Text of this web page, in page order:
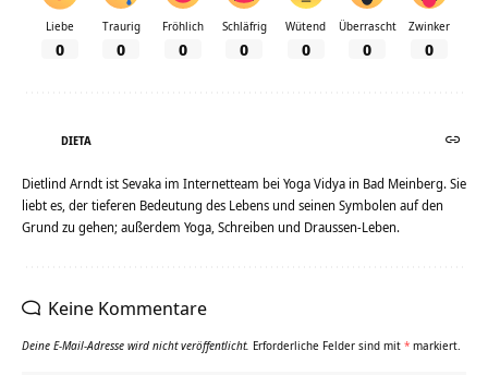
Liebe
0
Traurig
0
Fröhlich
0
Schläfrig
0
Wütend
0
Überrascht
0
Zwinker
0
DIETA
Dietlind Arndt ist Sevaka im Internetteam bei Yoga Vidya in Bad Meinberg. Sie
liebt es, der tieferen Bedeutung des Lebens und seinen Symbolen auf den
Grund zu gehen; außerdem Yoga, Schreiben und Draussen-Leben.
Keine Kommentare
Deine E-Mail-Adresse wird nicht veröffentlicht. Erforderliche Felder sind mit * markiert.